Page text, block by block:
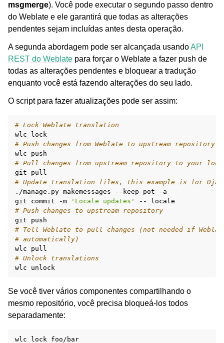
msgmerge). Você pode executar o segundo passo dentro
do Weblate e ele garantirá que todas as alterações
pendentes sejam incluídas antes desta operação.
A segunda abordagem pode ser alcançada usandoAPI
REST do Weblate para forçar o Weblate a fazer push de
todas as alterações pendentes e bloquear a tradução
enquanto você está fazendo alterações do seu lado.
O script para fazer atualizações pode ser assim:
# Lock Weblate translation
wlc
# Push changes from Weblate to upstream repository
wlc
# Pull changes from upstream repository to your
git
# Update translation files, this example is for
./manage.py makemessages --keep-pot
-a
git
commit -m 'Locale updates' --
# Push changes to upstream repository
git
# Tell Weblate to pull changes (not needed if
# automatically)
wlc
# Unlock translations
wlc
Se você tiver vários componentes compartilhando o
mesmo repositório, você precisa bloqueá-los todos
separadamente:
wlc lock foo/bar